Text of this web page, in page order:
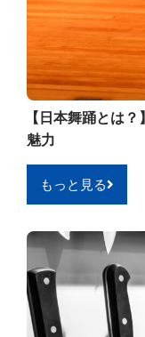
【日本舞踊とは
魅力
もっと見る